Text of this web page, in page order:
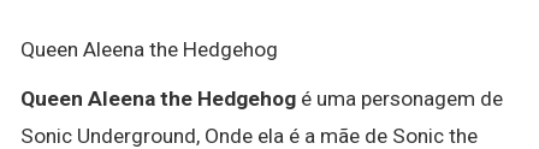
Queen Aleena the Hedgehog
Queen Aleena the Hedgehog é uma personagem de
Sonic Underground, Onde ela é a mãe de Sonic the